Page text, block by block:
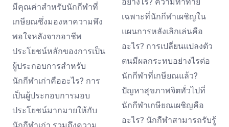
มีคุณค่าสำหรับนักกีฬาที่
เกษียณซึ่งมองหาความพึง
พอใจหลังจากอาชีพ
ประโยชน์หลักของการเป็น
ผู้ประกอบการสำหรับ
นักกีฬาเก่าคืออะไร? การ
เป็นผู้ประกอบการมอบ
ประโยชน์มากมายให้กับ
เฉพาะที่นักกีฬาเผชิญใน
แผนการหลังเลิกเล่นคือ
อะไร? การเปลี่ยนแปลงตัว
ตนมีผลกระทบอย่างไรต่อ
นักกีฬาที่เกษียณแล้ว?
ปัญหาสุขภาพจิตทั่วไปที่
นักกีฬาเกษียณเผชิญคือ
อะไร? นักกีฬาสามารถรับรู้